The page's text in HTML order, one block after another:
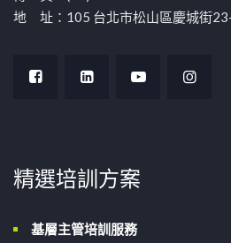
地 址：105 台北市松山區慶城街
精選培訓方案
基層主管培訓服務